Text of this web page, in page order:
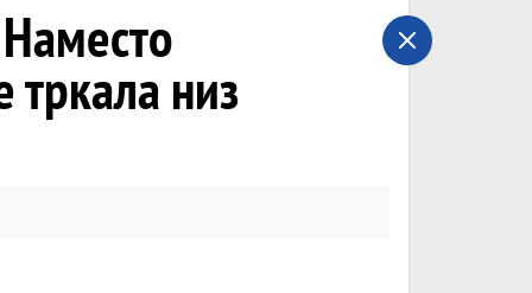
тркала низ